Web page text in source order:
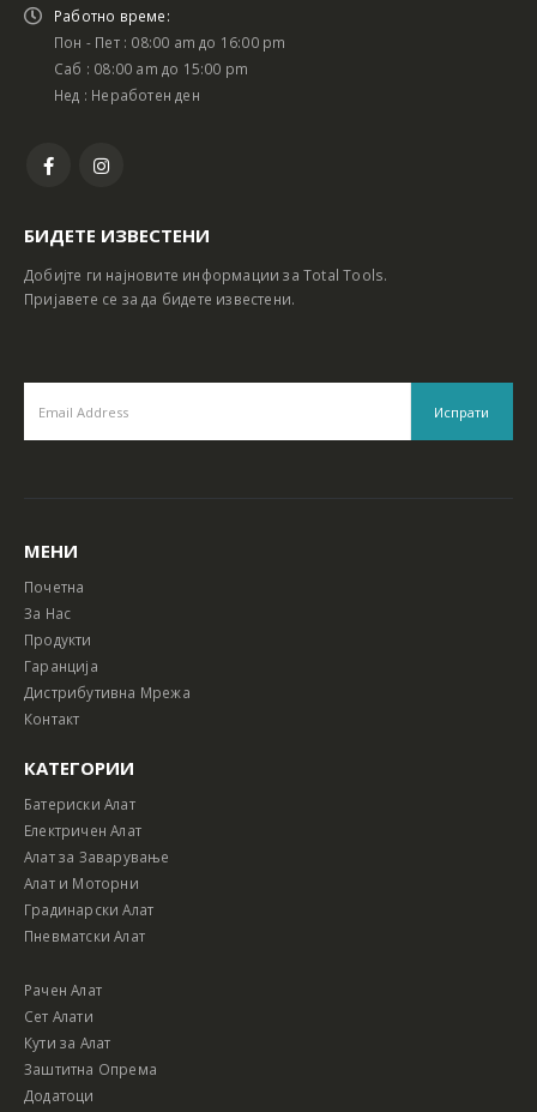
Батериски сет Ротирачки Чекан и Бормашина 20V
Работно време:
Пон - Пет : 08:00 am до 16:00 pm
Саб : 08:00 am до 15:00 pm
Нед : Неработен ден
БИДЕТЕ ИЗВЕСТЕНИ
Добијте ги најновите информации за Total Tools.
Пријавете се за да бидете известени.
МЕНИ
Почетна
За Нас
Продукти
Гаранција
Дистрибутивна Мрежа
Контакт
КАТЕГОРИИ
Батериски Алат
Електричен Алат
Алат за Заварување
Алат и Моторни
Градинарски Алат
Пневматски Алат
Рачен Алат
Сет Алати
Кути за Алат
Заштитна Опрема
Додатоци